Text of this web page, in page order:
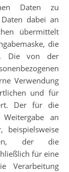
Daten zu
dabei an
übermittelt
die
Die von der
Verwendung
und für
Der für die
an
beispielsweise
der die
für eine
Verarbeitung